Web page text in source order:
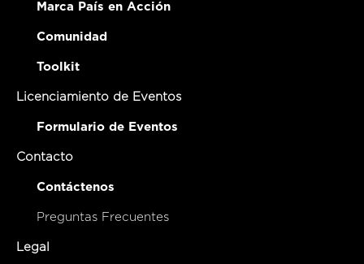
Marca País en Acción
Comunidad
Toolkit
Licenciamiento de Eventos
Formulario de Eventos
Contacto
Contáctenos
Preguntas Frecuentes
Legal